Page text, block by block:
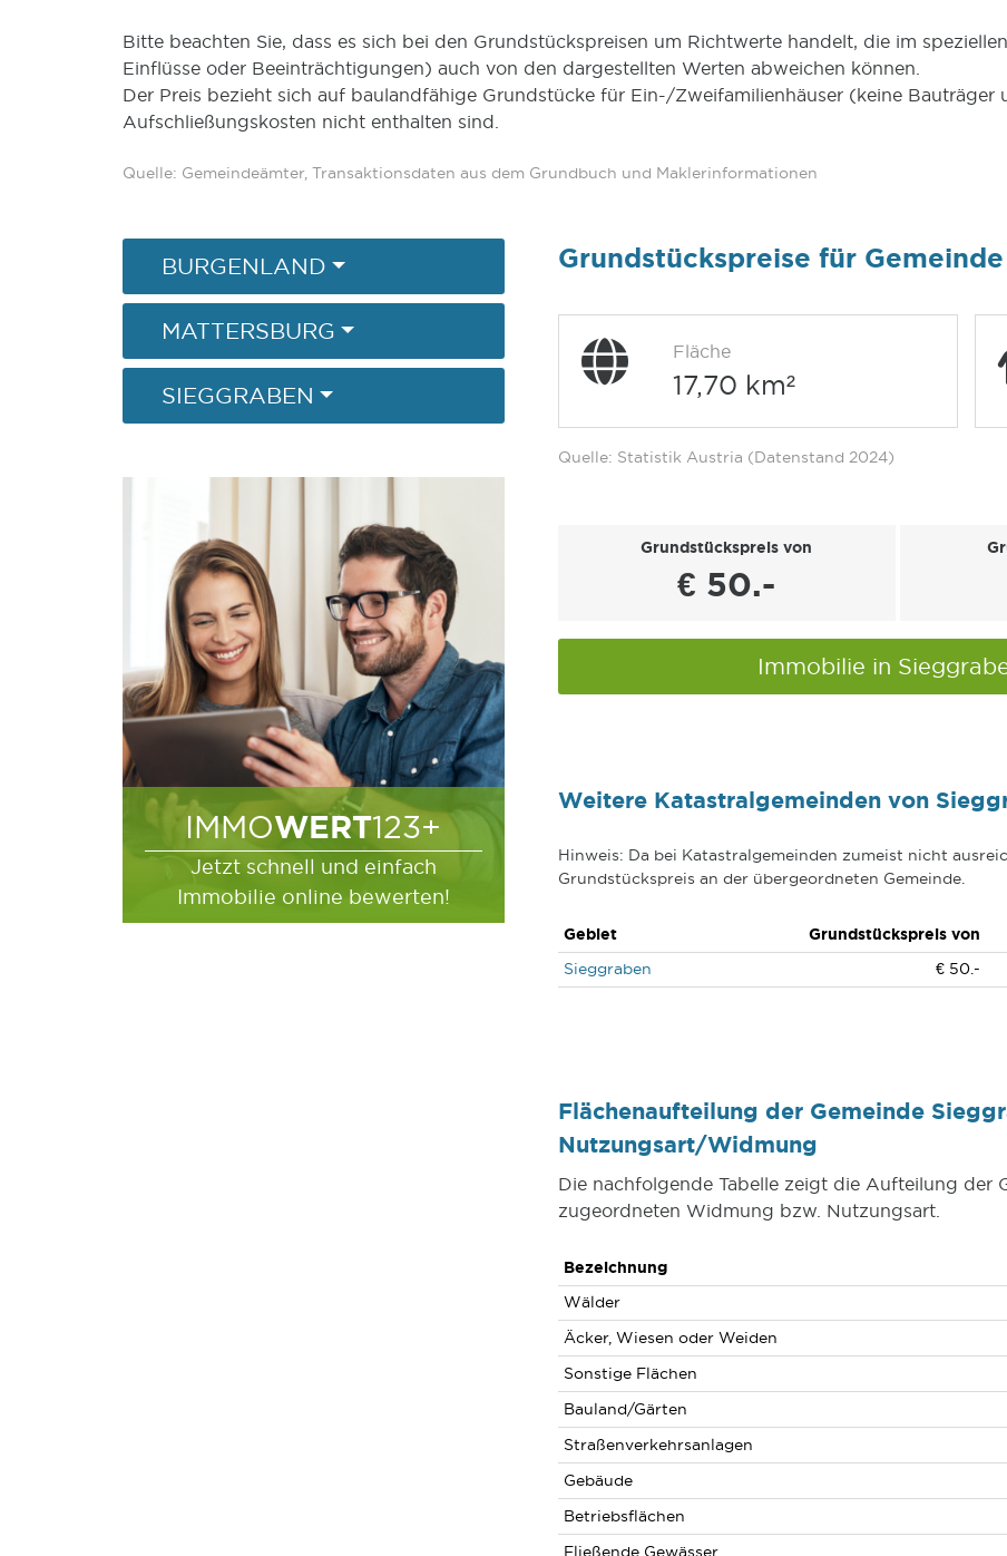
Bitte beachten Sie, dass es sich bei den Grundstückspreisen um Richtwerte handelt, die im
Einflüsse oder Beeinträchtigungen) auch von den dargestellten Werten abweichen können.
Der Preis bezieht sich auf baulandfähige Grundstücke für Ein-/Zweifamilienhäuser (keine
Aufschließungskosten nicht enthalten sind.
Quelle: Gemeindeämter, Transaktionsdaten aus dem Grundbuch und Maklerinformationen
BURGENLAND
MATTERSBURG
SIEGGRABEN
IMMOWERT123+
Jetzt schnell und einfach
Immobilie online bewerten!
Grundstückspreise für
Fläche
17,70 km²
Quelle: Statistik Austria (Datenstand 2024)
Grundstückspreis von
€ 50.-
Immobilie in
Weitere Katastralgemeinden von
Hinweis: Da bei Katastralgemeinden zumeist nicht
Grundstückspreis an der übergeordneten Gemeinde.
Gebiet Grundstückspreis von
Sieggraben
€ 50.-
Flächenaufteilung der Gemeinde
Nutzungsart/Widmung
Die nachfolgende Tabelle zeigt die Aufteilung der
zugeordneten Widmung bzw. Nutzungsart.
Bezeichnung
Wälder
Äcker, Wiesen oder Weiden
Sonstige Flächen
Bauland/Gärten
Straßenverkehrsanlagen
Gebäude
Betriebsflächen
Fließende Gewässer